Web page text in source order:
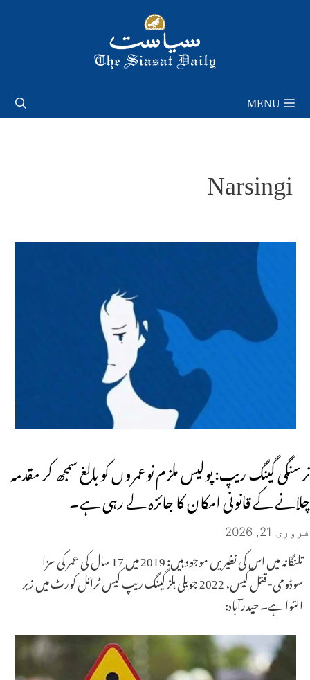
MENU
Narsingi
نرسنگی گینگ ریپ: پولیس ملزم نوعمروں کو بالغ سمجھ کر مقدمہ
چلانے کے قانونی امکان کا جائزہ لے رہی ہے۔
فروری 21, 2026
تلنگانہ میں اس کی نظیریں موجود ہیں: 2019 میں 17 سال کی عمر کی سزا
سوڈومی-قتل کیس، 2022 جوبلی ہلز گینگ ریپ کیس ٹرائل کورٹ میں زیر
التوا ہے۔ حیدرآباد: